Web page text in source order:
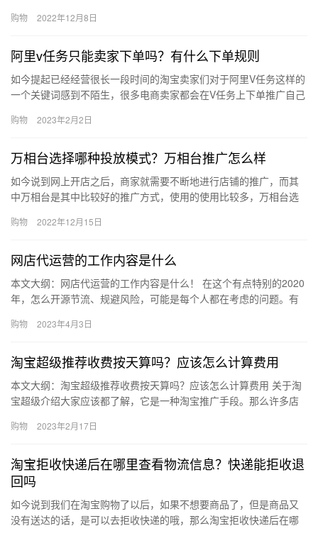
吧。淘宝…
购物 2022年12月8日
阿里v任务只能卖家下单吗？有什么下单规则
如今提起已经经营很长一段时间的淘宝卖家们对于阿里V任务这样的
一个关键词感到不陌生，很多电商卖家都会在V任务上下单推广自己
购物 2023年2月2日
万相台选择哪种投放模式？万相台推广怎么样
如今说到网上开店之后，商家就需要不断地进行店铺的推广，而其
中万相台是其中比较好的推广方式，使用的使用比较多，万相台选
种投…
购物 2022年12月15日
网店代运营的工作内容是什么
本文大纲：网店代运营的工作内容是什么！ 在这个有点特别的2020
年，怎么开源节流、规避风险，可能是每个人都在考虑的问题。有
淘…
购物 2023年4月3日
淘宝超级推荐收费按天算吗？应该怎么计算费用
本文大纲：淘宝超级推荐收费按天算吗？应该怎么计算费用 关于淘
宝超级介绍大家应该都了解，它是一种淘宝推广手段。那么许多店
么淘…
购物 2023年2月17日
淘宝拒收快递后在哪里查看物流信息？快递能拒收退
回吗
如今说到我们在淘宝购物了以后，如果不想要商品了，但是商品又
没有送达的话，是可以去拒收快递的哦，那么淘宝拒收快递后在哪